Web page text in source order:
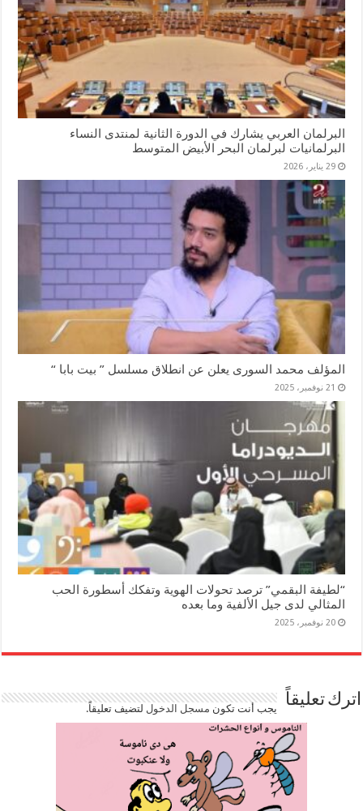
البرلمان العربي يشارك في الدورة الثانية لمنتدى النساء
البرلمانيات لبرلمان البحر الأبيض المتوسط
29 يناير، 2026
المؤلف محمد السورى يعلن عن انطلاق مسلسل ” بيت بابا “
21 نوفمبر، 2025
“لطيفة البقمي” ترصد تحولات الهوية وتفكك أسطورة الحب
المثالي لدى جيل الألفية وما بعده
20 نوفمبر، 2025
اترك تعليقاً يجب أنت تكون مسجل الدخوللتضيف تعليقاً.